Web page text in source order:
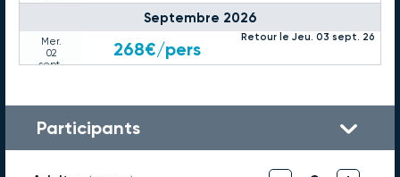
Septembre 2026
Mer.
02
sept.
268€/pers
Retour le Jeu. 03 sept. 26
Mer.
268€
Retour le Jeu. 10 sept. 26
Retour le Ven. 11 sept. 26
Participants